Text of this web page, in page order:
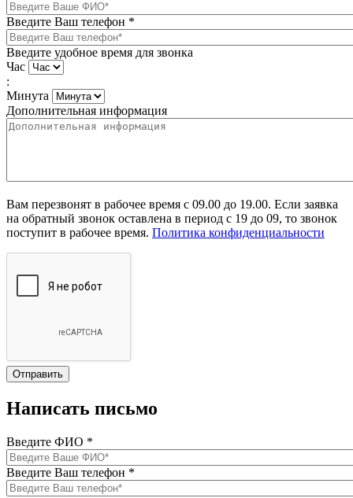
Введите Ваш телефон *
Введите удобное время для звонка
Час
:
Минута
Дополнительная информация
Вам перезвонят в рабочее время с 09.00 до 19.00. Если заявка
на обратный звонок оставлена в период с 19 до 09, то звонок
поступит в рабочее время. Политика конфиденциальности
Написать письмо
Введите ФИО *
Введите Ваш телефон *